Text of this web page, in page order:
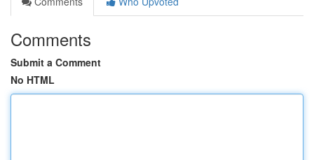
Comments
Submit a Comment
No HTML